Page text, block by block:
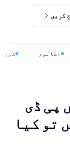
کریں
اطالوی
پی ڈی
تو کیا